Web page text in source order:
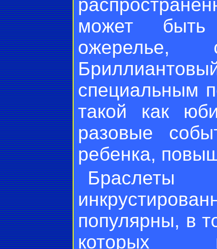
может быть
ожерелье,
специальным
такой как
разовые
ребенка,
популярны, в
которых